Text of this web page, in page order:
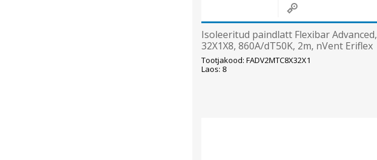
Isoleeritud paindlatt Flexibar Advanced,
32X1X8, 860A/dT50K, 2m, nVent Eriflex
Tootjakood: FADV2MTC8X32X1
Laos: 8